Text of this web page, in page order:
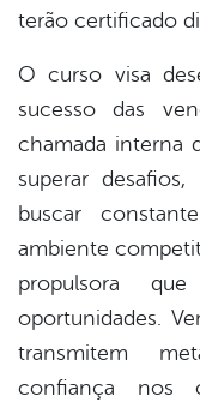
terão certificado
O curso visa
sucesso das
chamada interna
superar
buscar
ambiente
propulsora
oportunidades.
transmitem
confiança nos